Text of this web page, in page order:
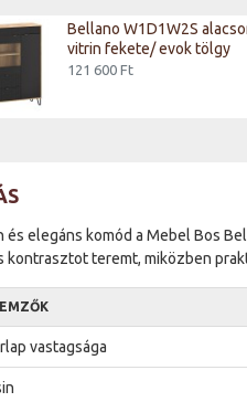
Bellano W1D1W2S
vitrin fekete/ evok tölgy
121 600 Ft
és elegáns komód a Mebel Bos
kontrasztot teremt, miközben
vastagsága